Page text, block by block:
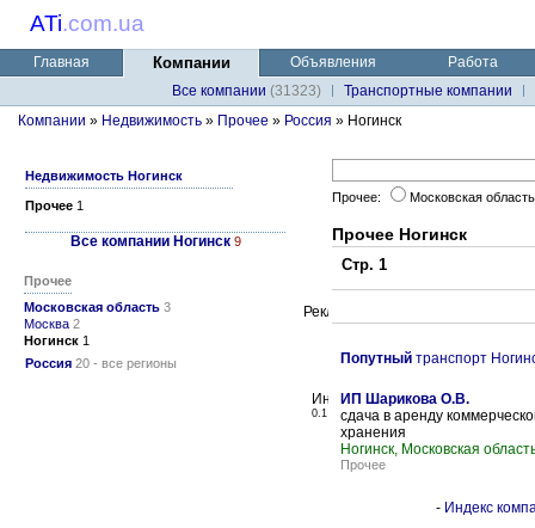
ATi.com.ua
Главная Компании Объявления
Работа
Все компании (31323)
Транспортные компании
Компании » Недвижимость » Прочее » Россия » Ногинск
Недвижимость Ногинск
Прочее 1
Все компании Ногинск 9
Прочее
Московская область 3
Москва 2
Ногинск 1
Россия 20 - все регионы
Прочее: Московская
Прочее Ногинск
Стр. 1
Попутный транспорт
0.1
ИП Шарикова О.В.
сдача в аренду
хранения
Ногинск, Московская
Прочее
- Индекс